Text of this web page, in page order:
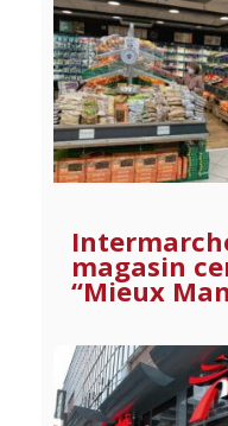
magasin
“Mieux